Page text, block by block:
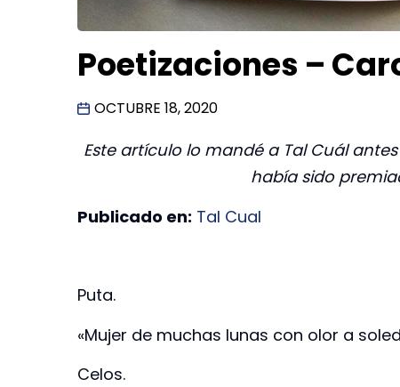
Poetizaciones –
OCTUBRE 18, 2020
Este artículo lo mandé a Tal Cuál
había sido
Publicado en: Tal Cual
Puta.
«Mujer de muchas lunas con olor a
Celos.